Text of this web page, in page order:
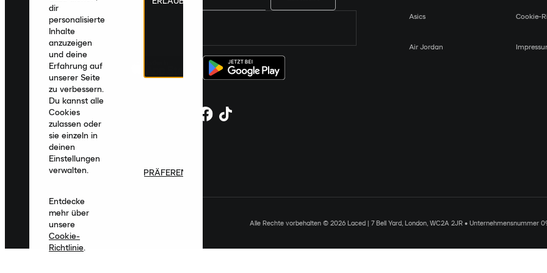
Asics
Air Jordan
Cookie-
Alle Rechte vorbehalten © 2026 Laced | 7 Bell Yard, London, WC2A 2JR • Unternehmensnummer
dir
personalisierte
Inhalte
anzuzeigen
und deine
Erfahrung auf
unserer Seite
zu verbessern.
Du kannst alle
Cookies
zulassen oder
sie einzeln in
deinen
Einstellungen
verwalten.
Entdecke
mehr über
unsere
Cookie-
Richtlinie.
PRÄFERENZEN